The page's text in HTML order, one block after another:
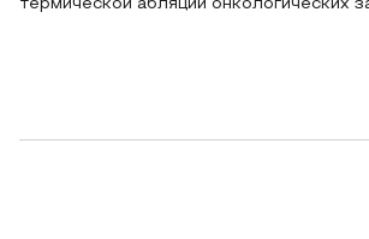
термической абляции онкологических